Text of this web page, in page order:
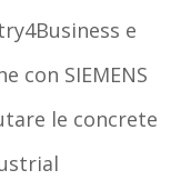
e
con SIEMENS
le concrete